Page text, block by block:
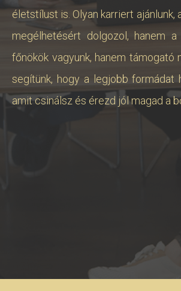
életstílust is. Olyan karriert ajánlunk,
megélhetésért dolgozol, hanem
főnökök vagyunk, hanem támogató
segítünk, hogy a legjobb formádat
amit csinálsz és érezd jól magad a